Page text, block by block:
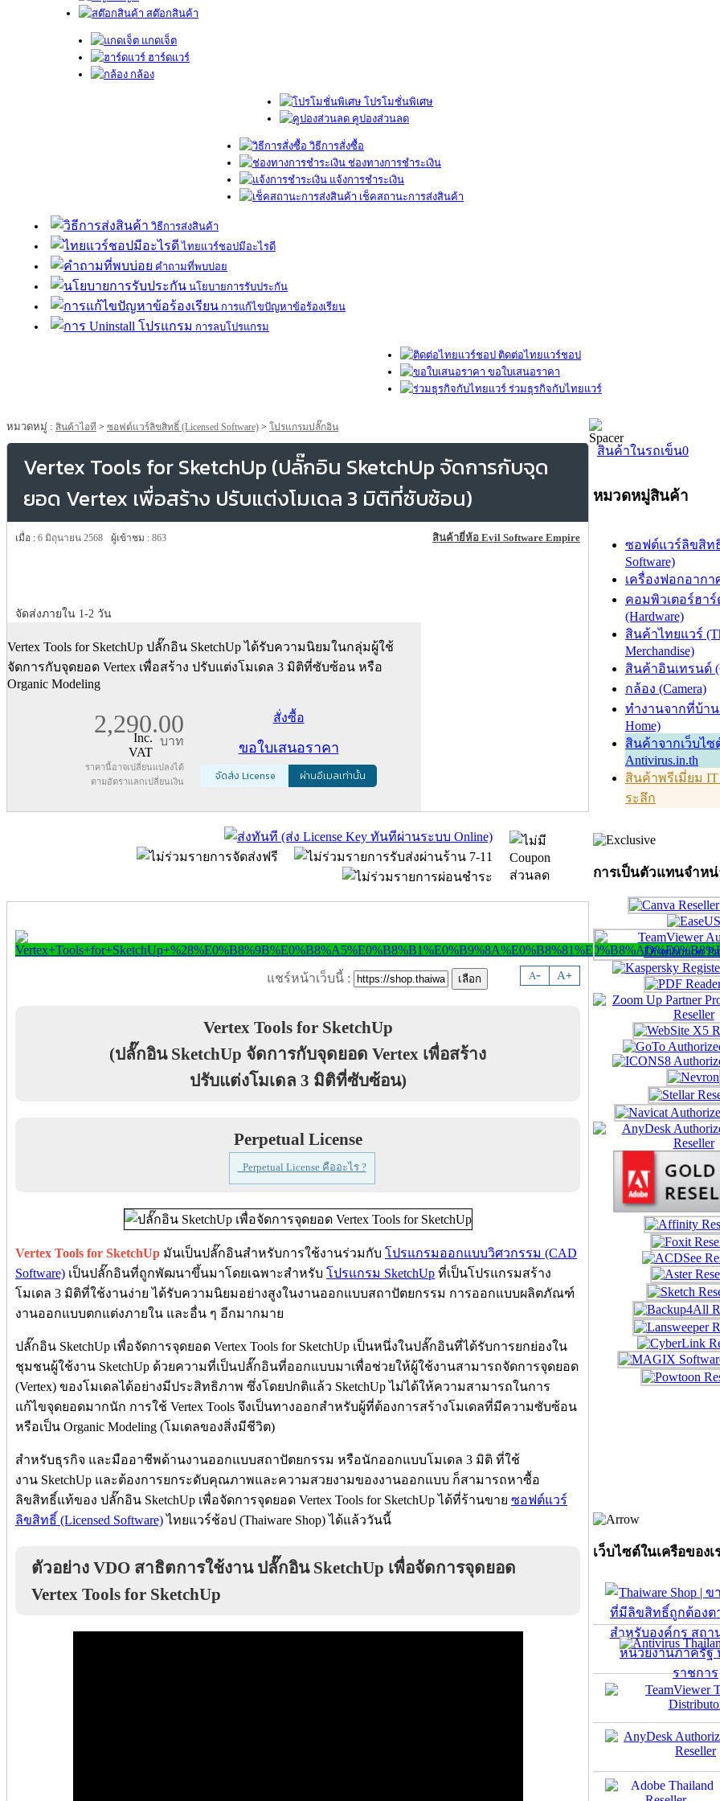
สต๊อกสินค้า
แกดเจ็ต
ฮาร์ดแวร์
กล้อง
โปรโมชั่นพิเศษ
คูปองส่วนลด
วิธีการสั่งซื้อ
ช่องทางการชำระเงิน
แจ้งการชำระเงิน
เช็คสถานะการส่งสินค้า
วิธีการส่งสินค้า
ไทยแวร์ชอปมีอะไรดี
คำถามที่พบบ่อย
นโยบายการรับประกัน
การแก้ไขปัญหาข้อร้องเรียน
การลบโปรแกรม
ติดต่อไทยแวร์ชอป
ขอใบเสนอราคา
ร่วมธุรกิจกับไทยแวร์
หมวดหมู่ : สินค้าไอที > ซอฟต์แวร์ลิขสิทธิ์ (Licensed Software) > โปรแกรมปลั๊กอิน
Vertex Tools for SketchUp (ปลั๊กอิน SketchUp จัดการกับจุด
ยอด Vertex เพื่อสร้าง ปรับแต่งโมเดล 3 มิติที่ซับซ้อน)
เมื่อ : 6 มิถุนายน 2568 ผู้เข้าชม : 863 สินค้ายี่ห้อ Evil Software Empire
จัดส่งภายใน 1-2 วัน
Vertex Tools for SketchUp ปลั๊กอิน SketchUp ได้รับความนิยมในกลุ่มผู้ใช้
จัดการกับจุดยอด Vertex เพื่อสร้าง ปรับแต่งโมเดล 3 มิติที่ซับซ้อน หรือ
Organic Modeling
2,290.00
บาท
Inc.
VAT
ราคานี้อาจเปลี่ยนแปลงได้
ตามอัตราแลกเปลี่ยนเงิน
สั่งซื้อ
ขอใบเสนอราคา
จัดส่ง License ผ่านอีเมลเท่านั้น
A- A+
แชร์หน้าเว็บนี้ :
Vertex Tools for SketchUp
(ปลั๊กอิน SketchUp จัดการกับจุดยอด Vertex เพื่อสร้าง
ปรับแต่งโมเดล 3 มิติที่ซับซ้อน)
Perpetual License
Perpetual License คืออะไร ?
Vertex Tools for SketchUp มันเป็นปลั๊กอินสำหรับการใช้งานร่วมกับ โปรแกรมออกแบบวิศวกรรม (CAD
Software) เป็นปลั๊กอินที่ถูกพัฒนาขึ้นมาโดยเฉพาะสำหรับ โปรแกรม SketchUp ที่เป็นโปรแกรมสร้าง
โมเดล 3 มิติที่ใช้งานง่าย ได้รับความนิยมอย่างสูงในงานออกแบบสถาปัตยกรรม การออกแบบผลิตภัณฑ์
งานออกแบบตกแต่งภายใน และอื่น ๆ อีกมากมาย
ปลั๊กอิน SketchUp เพื่อจัดการจุดยอด Vertex Tools for SketchUp เป็นหนึ่งในปลั๊กอินที่ได้รับการยกย่องใน
ชุมชนผู้ใช้งาน SketchUp ด้วยความที่เป็นปลั๊กอินที่ออกแบบมาเพื่อช่วยให้ผู้ใช้งานสามารถจัดการจุดยอด
(Vertex) ของโมเดลได้อย่างมีประสิทธิภาพ ซึ่งโดยปกติแล้ว SketchUp ไม่ได้ให้ความสามารถในการ
แก้ไขจุดยอดมากนัก การใช้ Vertex Tools จึงเป็นทางออกสำหรับผู้ที่ต้องการสร้างโมเดลที่มีความซับซ้อน
หรือเป็น Organic Modeling (โมเดลของสิ่งมีชีวิต)
สำหรับธุรกิจ และมืออาชีพด้านงานออกแบบสถาปัตยกรรม หรือนักออกแบบโมเดล 3 มิติ ที่ใช้
งาน SketchUp และต้องการยกระดับคุณภาพและความสวยงามของงานออกแบบ ก็สามารถหาซื้อ
ลิขสิทธิ์แท้ของ ปลั๊กอิน SketchUp เพื่อจัดการจุดยอด Vertex Tools for SketchUp ได้ที่ร้านขาย ซอฟต์แวร์
ลิขสิทธิ์ (Licensed Software)ไทยแวร์ช้อป (Thaiware Shop) ได้แล้ววันนี้
ตัวอย่าง VDO สาธิตการใช้งาน ปลั๊กอิน SketchUp เพื่อจัดการจุดยอด
Vertex Tools for SketchUp
สินค้าในรถเข็น0
หมวดหมู่สินค้า
ซอฟต์แวร์ลิขสิทธิ์
Software)
เครื่องฟอกอากา
คอมพิวเตอร์ฮาร์
(Hardware)
สินค้าไทยแวร์
Merchandise)
สินค้าอินเทรนด์
กล้อง (Camera)
ทำงานจากที่บ้าน
Home)
สินค้าจากเว็บไซ
Antivirus.in.th
สินค้าพรีเมี่ยม
ระลึก
การเป็นตัวแทนจำห
เว็บไซต์ในเครือของเ